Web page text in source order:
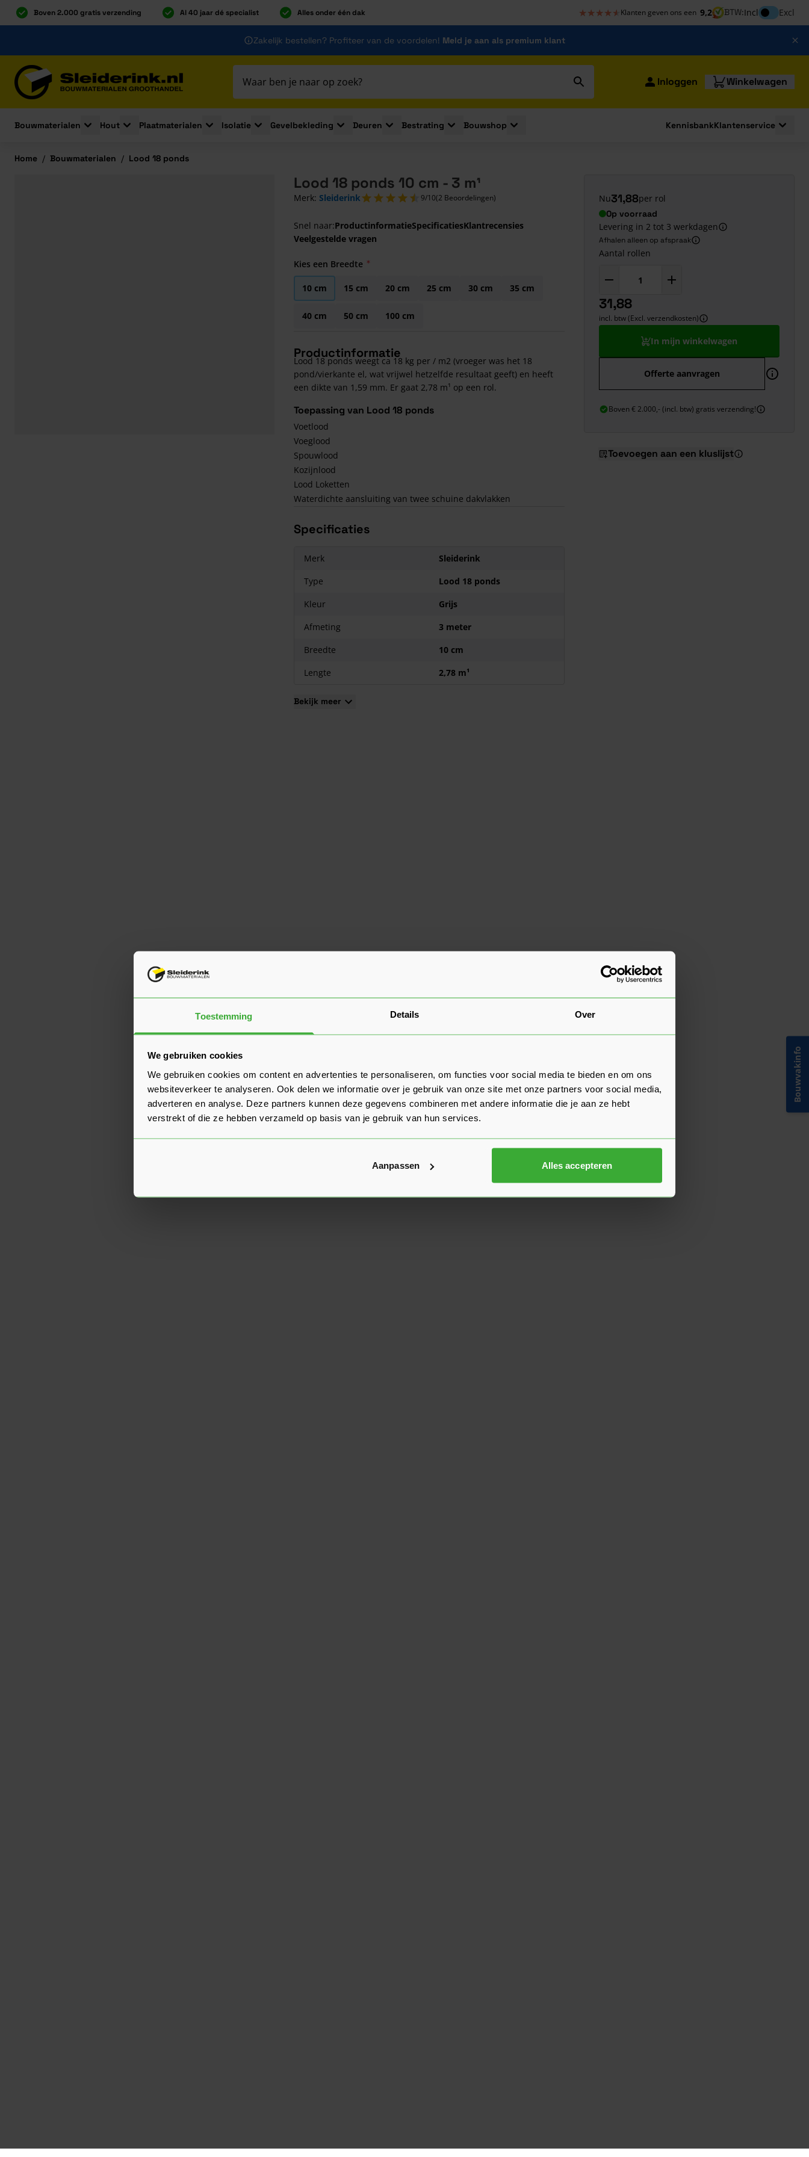
Toestemming Details Over
We gebruiken cookies
We gebruiken cookies om content en advertenties te personaliseren, om functies voor social media te bieden en om ons
websiteverkeer te analyseren. Ook delen we informatie over je gebruik van onze site met onze partners voor social media,
adverteren en analyse. Deze partners kunnen deze gegevens combineren met andere informatie die je aan ze hebt
verstrekt of die ze hebben verzameld op basis van je gebruik van hun services.
Aanpassen Alles accepteren
Boven 2.000 gratis verzending Al 40 jaar dé specialist Alles onder één dak ★★★★★
★★★★★ Klanten geven ons een 9,2 BTW:InclInclusief btw
Excl
Zakelijk bestellen? Profiteer van de voordelen! Meld je aan als premium klant
Inloggen Winkelwagen
Bouwmaterialen
Toggle submenu for Bouwmaterialen
Hout
Toggle submenu for Hout
Plaatmaterialen
Toggle submenu for Plaatmaterialen
Isolatie
Toggle submenu for Isolatie
Gevelbekleding
Toggle submenu for Gevelbekleding
Deuren
Toggle submenu for Deuren
Bestrating
Toggle submenu for Bestrating
Bouwshop
Toggle submenu for Bouwshop
KennisbankKlantenservice
Home / Bouwmaterialen / Lood 18 ponds
Lood 18 ponds 10 cm - 3 m¹
Merk: Sleiderink 9/10(2 Beoordelingen)
Snel naar:ProductinformatieSpecificatiesKlantrecensies
Veelgestelde vragen
Kies een Breedte
10 cm 15 cm 20 cm 25 cm 30 cm 35 cm
40 cm 50 cm 100 cm
Productinformatie
Lood 18 ponds weegt ca 18 kg per / m2 (vroeger was het 18
pond/vierkante el, wat vrijwel hetzelfde resultaat geeft) en heeft
een dikte van 1,59 mm. Er gaat 2,78 m¹ op een rol.
Toepassing van Lood 18 ponds
Voetlood
Voeglood
Spouwlood
Kozijnlood
Lood Loketten
Waterdichte aansluiting van twee schuine dakvlakken
Specificaties
Merk
Sleiderink
Type
Lood 18 ponds
Kleur
Grijs
Afmeting
3 meter
Breedte
10 cm
Lengte
2,78 m¹
Bekijk meer
Nu31,88per rol
Op voorraad
Levering in 2 tot 3 werkdagen
Afhalen alleen op afspraak
Aantal rollen
31,88
incl. btw (Excl. verzendkosten)
In mijn winkelwagen
Offerte aanvragen
Boven € 2.000,- (incl. btw) gratis verzending!
Toevoegen aan een kluslijst
Bouwvakinfo